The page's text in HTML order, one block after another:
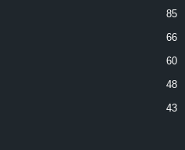
85
66
60
48
43